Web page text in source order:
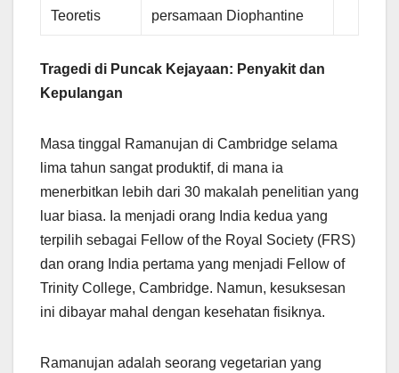
Teoretis
persamaan Diophantine
Tragedi di Puncak Kejayaan: Penyakit dan
Kepulangan
Masa tinggal Ramanujan di Cambridge selama
lima tahun sangat produktif, di mana ia
menerbitkan lebih dari 30 makalah penelitian yang
luar biasa. Ia menjadi orang India kedua yang
terpilih sebagai Fellow of the Royal Society (FRS)
dan orang India pertama yang menjadi Fellow of
Trinity College, Cambridge. Namun, kesuksesan
ini dibayar mahal dengan kesehatan fisiknya.
Ramanujan adalah seorang vegetarian yang